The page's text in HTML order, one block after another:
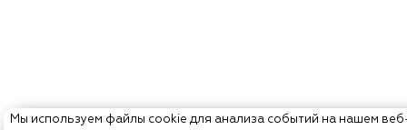
Мы используем файлы cookie для анализа событий на нашем